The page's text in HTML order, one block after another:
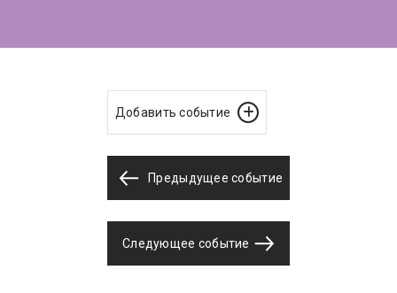
Добавить событие
Предыдущее событие
Следующее событие